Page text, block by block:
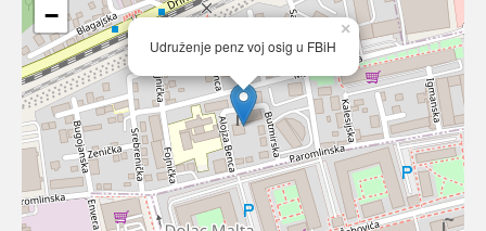
Udruženje penz voj osig u FBiH
×
−